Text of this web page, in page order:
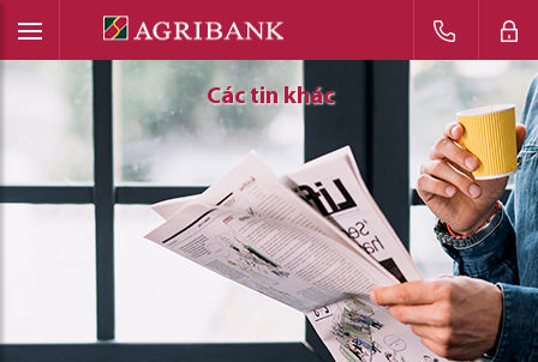
Các tin khác
Các tin khác
Các tin khác